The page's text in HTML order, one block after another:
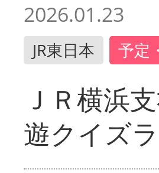
2026.01.23
JR東日本 予定
ＪＲ横浜
遊クイズ